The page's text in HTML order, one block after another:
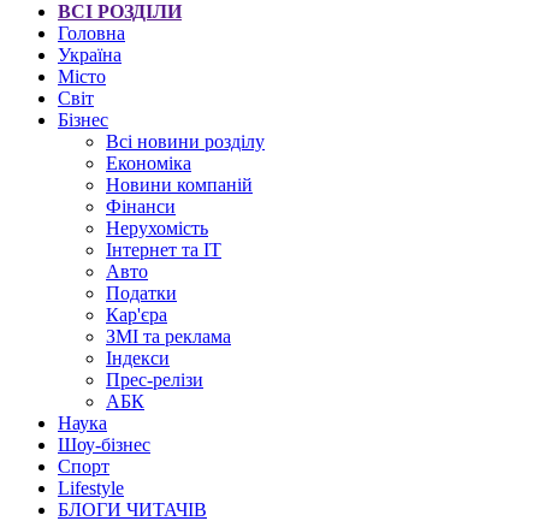
ВСІ РОЗДІЛИ
Головна
Україна
Місто
Світ
Бізнес
Всі новини розділу
Економіка
Новини компаній
Фінанси
Нерухомість
Інтернет та IT
Авто
Податки
Кар'єра
ЗМІ та реклама
Індекси
Прес-релізи
АБК
Наука
Шоу-бізнес
Спорт
Lifestyle
БЛОГИ ЧИТАЧІВ